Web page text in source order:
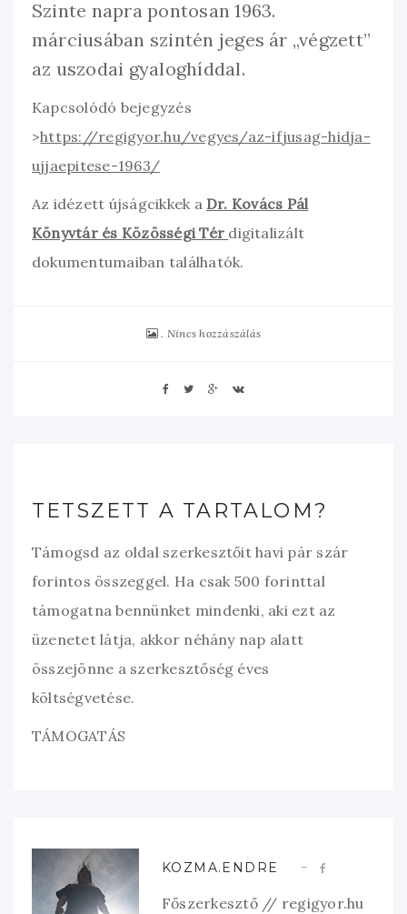
Szinte napra pontosan 1963.
márciusában szintén jeges ár „végzett”
az uszodai gyaloghíddal.
Kapcsolódó bejegyzés
>https://regigyor.hu/vegyes/az-ifjusag-hidja-
ujjaepitese-1963/
Az idézett újságcikkek a Dr. Kovács Pál
Könyvtár és Közösségi Tér digitalizált
dokumentumaiban találhatók.
Nincs hozzászálás
TETSZETT A TARTALOM?
Támogsd az oldal szerkesztőit havi pár szár
forintos összeggel. Ha csak 500 forinttal
támogatna bennünket mindenki, aki ezt az
üzenetet látja, akkor néhány nap alatt
összejönne a szerkesztőség éves
költségvetése.
TÁMOGATÁS
KOZMA.ENDRE
Főszerkesztő // regigyor.hu